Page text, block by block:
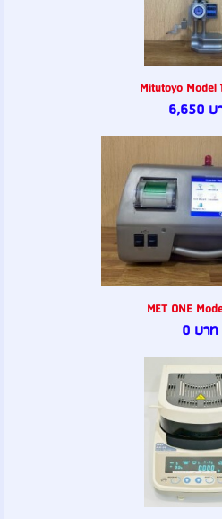
Mitutoyo Model
6,650 บ
MET ONE
0 บาท